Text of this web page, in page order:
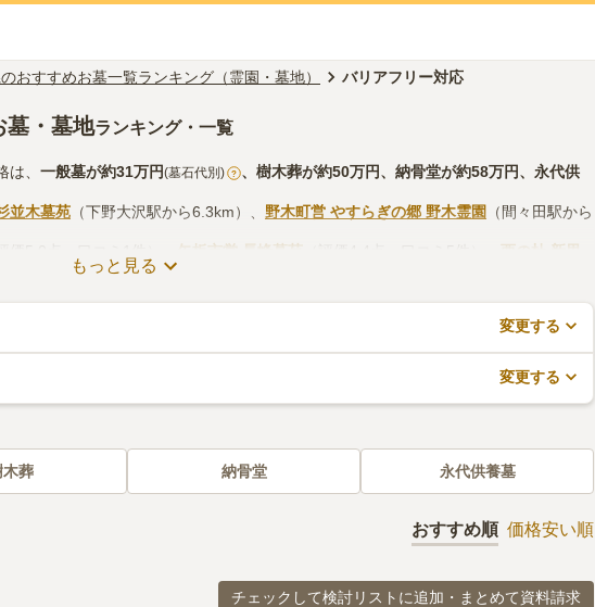
おすすめお墓一覧ランキング（霊園・墓地） バリアフリー対応
墓・墓地ランキング・一覧
、 一般墓が約31万円(墓石代別) ? 、 樹木葬が約50万円、 納骨堂が約58万円、 永代供
並木墓苑 （下野大沢駅から6.3km）、 野木町営 やすらぎの郷 野木霊園 （間々田駅から
矢板市営 長峰墓苑
西の杜 新里
を考慮して選ぶとよいでしょう。資料請求や見学予約が無料でできますので、活用
もっと見る
変更する
変更する
木葬 納骨堂 永代供養墓
おすすめ順 価格安い順
チェックして検討リストに追加・まとめて資料請求